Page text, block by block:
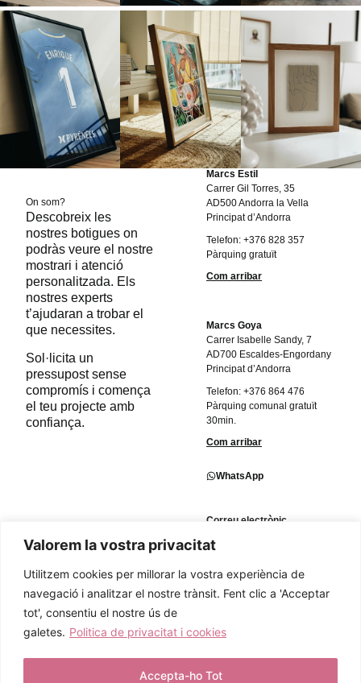
Valorem la vostra privacitat
Utilitzem cookies per millorar la vostra experiència de
navegació i analitzar el nostre trànsit. Fent clic a 'Acceptar
tot', consentiu el nostre ús de
galetes. Politica de privacitat i cookies
Accepta-ho Tot
On som?
Descobreix les
nostres botigues on
podràs veure el nostre
mostrari i atenció
personalitzada. Els
nostres experts
t’ajudaran a trobar el
que necessites.
Sol·licita un
pressupost sense
compromís i comença
el teu projecte amb
confiança.
Marcs Estil
Carrer Gil Torres, 35
AD500 Andorra la Vella
Principat d’Andorra
Telefon: +376 828 357
Pàrquing gratuït
Com arribar
Marcs Goya
Carrer Isabelle Sandy, 7
AD700 Escaldes-Engordany
Principat d’Andorra
Telefon: ‭+376 864 476‬
Pàrquing comunal gratuït
30min.
Com arribar
WhatsApp
Correu electrònic
info@marcsestil.com
Instagram
@Marcsestil